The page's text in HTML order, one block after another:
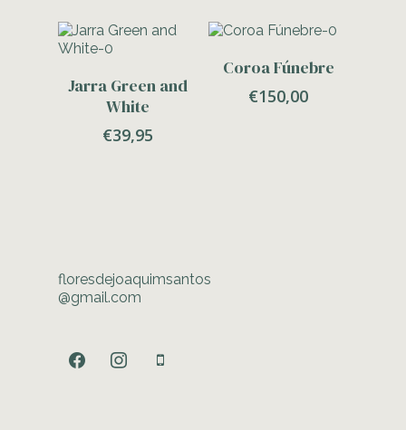
Jarra Green and
White
€39,95
Adicionar
Coroa Fúnebre
€150,00
floresdejoaquimsantos
@gmail.com
facebookinstagrammobile